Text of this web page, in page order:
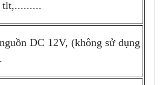
tlt,.........
DC 12V, (không sử dụng